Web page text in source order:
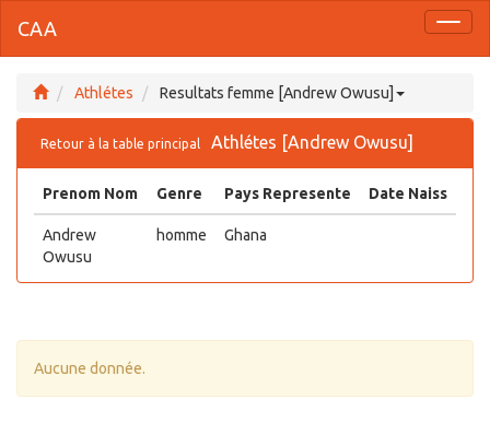
CAA
Athlétes Resultats femme [Andrew Owusu]
Retour à la table principal Athlétes [Andrew Owusu]
Prenom Nom Genre Pays Represente Date Naiss
Andrew
Owusu
homme Ghana
Aucune donnée.